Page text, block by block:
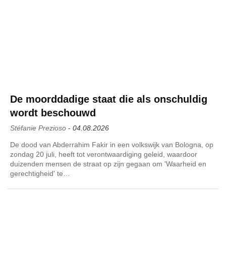
De moorddadige staat die als onschuldig
wordt beschouwd
Stéfanie Prezioso - 04.08.2026
De dood van Abderrahim Fakir in een volkswijk van Bologna, op
zondag 20 juli, heeft tot verontwaardiging geleid, waardoor
duizenden mensen de straat op zijn gegaan om 'Waarheid en
gerechtigheid' te…